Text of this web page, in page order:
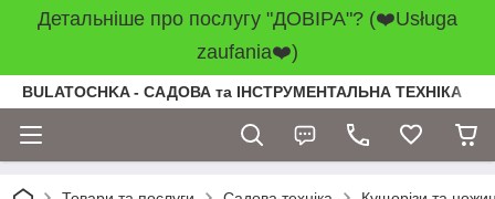
Детальніше про послугу "ДОВІРА"? (❤️Usługa
zaufania❤️)
BULATOCHKA - САДОВА та ІНСТРУМЕНТАЛЬНА ТЕХНІКА